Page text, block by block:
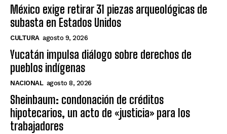
México exige retirar 31 piezas arqueológicas de
subasta en Estados Unidos
CULTURA agosto 9, 2026
Yucatán impulsa diálogo sobre derechos de
pueblos indígenas
NACIONAL agosto 8, 2026
Sheinbaum: condonación de créditos
hipotecarios, un acto de «justicia» para los
trabajadores